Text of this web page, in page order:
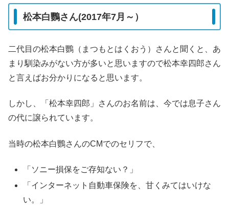
松本白鸚さん(2017年7月～）
二代目の松本白鸚（まつもとはくおう）さんと聞くと、あ
まり馴染みがない方が多いと思いますので松本幸四郎さん
と言えばお分かりになると思います。
しかし、「松本幸四郎」さんのお名前は、今では息子さん
の代に譲られています。
当時の松本白鸚さんのCMでのセリフで、
「ソニー損保をご存知ない？」
「インターネット自動車保険を、甘くみてはいけな
い。」